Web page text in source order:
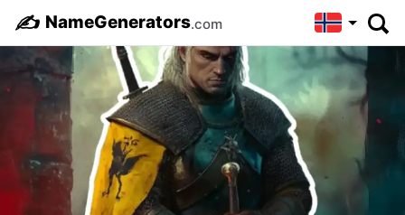
✍️ NameGenerators.com